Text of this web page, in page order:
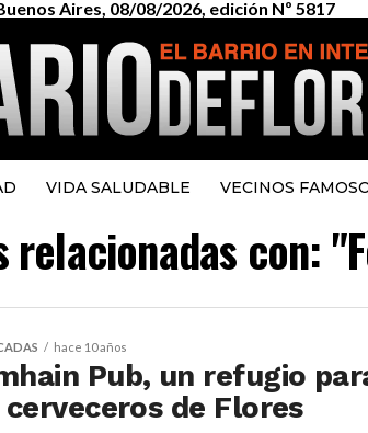
Aires, 08/08/2026, edición Nº 5817
VIDA SALUDABLE VECINOS
relacionadas con:
hace 10 años
Pub, un refugio
cerveceros de Flores